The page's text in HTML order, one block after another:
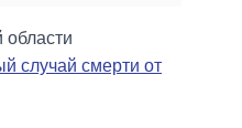
области
случай смерти от